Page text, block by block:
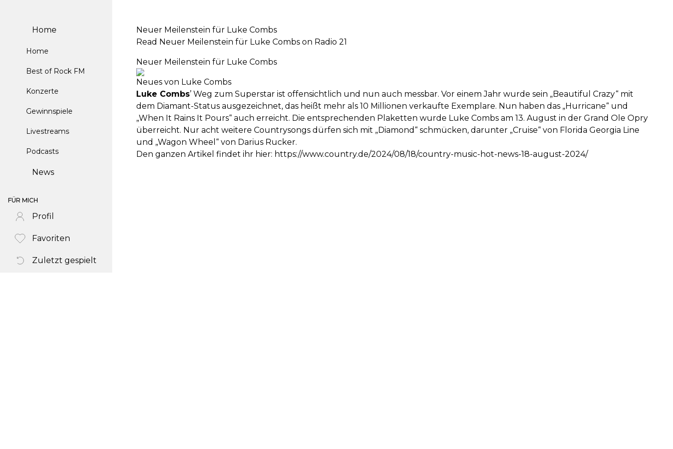
Home
Home
Best of Rock FM
Konzerte
Gewinnspiele
Livestreams
Podcasts
News
FÜR MICH
Profil
Favoriten
Zuletzt gespielt
Neuer Meilenstein für Luke Combs
Read Neuer Meilenstein für Luke Combs on Radio 21
Neuer Meilenstein für Luke Combs
Neues von Luke Combs
Luke Combs’ Weg zum Superstar ist offensichtlich und nun auch messbar. Vor einem Jahr wurde sein „Beautiful Crazy“ mit
dem Diamant-Status ausgezeichnet, das heißt mehr als 10 Millionen verkaufte Exemplare. Nun haben das „Hurricane“ und
„When It Rains It Pours“ auch erreicht. Die entsprechenden Plaketten wurde Luke Combs am 13. August in der Grand Ole Opry
überreicht. Nur acht weitere Countrysongs dürfen sich mit „Diamond“ schmücken, darunter „Cruise“ von Florida Georgia Line
und „Wagon Wheel“ von Darius Rucker.
Den ganzen Artikel findet ihr hier: https://www.country.de/2024/08/18/country-music-hot-news-18-august-2024/